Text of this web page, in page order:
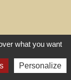
what you want
Personalize